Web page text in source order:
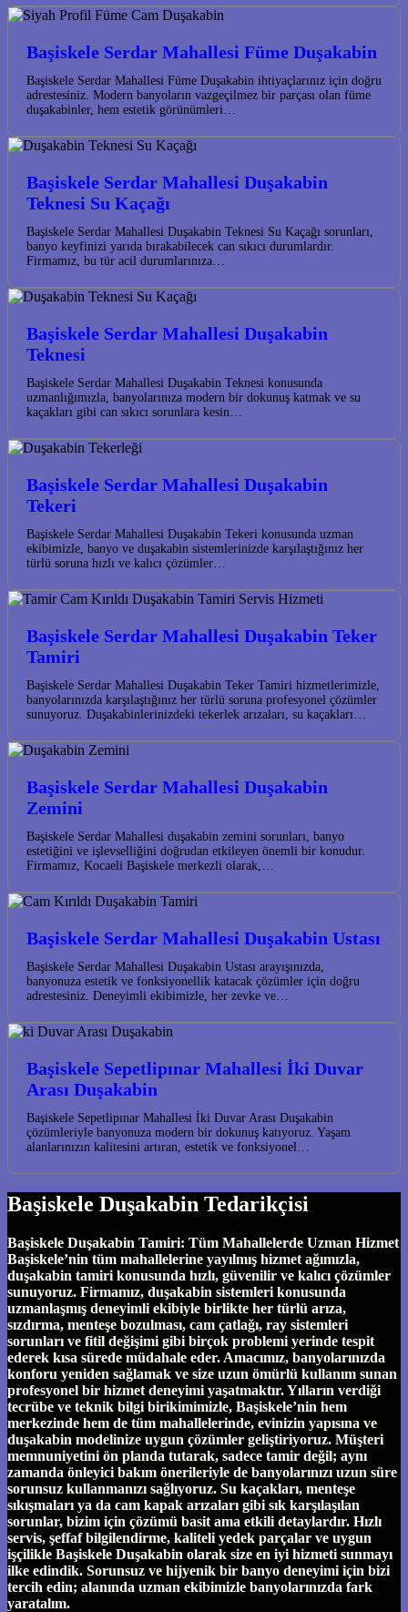
Başiskele Serdar Mahallesi Füme Duşakabin
Başiskele Serdar Mahallesi Füme Duşakabin ihtiyaçlarınız için doğru
adrestesiniz. Modern banyoların vazgeçilmez bir parçası olan füme
duşakabinler, hem estetik görünümleri…
Başiskele Serdar Mahallesi Duşakabin
Teknesi Su Kaçağı
Başiskele Serdar Mahallesi Duşakabin Teknesi Su Kaçağı sorunları,
banyo keyfinizi yarıda bırakabilecek can sıkıcı durumlardır.
Firmamız, bu tür acil durumlarınıza…
Başiskele Serdar Mahallesi Duşakabin
Teknesi
Başiskele Serdar Mahallesi Duşakabin Teknesi konusunda
uzmanlığımızla, banyolarınıza modern bir dokunuş katmak ve su
kaçakları gibi can sıkıcı sorunlara kesin…
Başiskele Serdar Mahallesi Duşakabin
Tekeri
Başiskele Serdar Mahallesi Duşakabin Tekeri konusunda uzman
ekibimizle, banyo ve duşakabin sistemlerinizde karşılaştığınız her
türlü soruna hızlı ve kalıcı çözümler…
Başiskele Serdar Mahallesi Duşakabin Teker
Tamiri
Başiskele Serdar Mahallesi Duşakabin Teker Tamiri hizmetlerimizle,
banyolarınızda karşılaştığınız her türlü soruna profesyonel çözümler
sunuyoruz. Duşakabinlerinizdeki tekerlek arızaları, su kaçakları…
Başiskele Serdar Mahallesi Duşakabin
Zemini
Başiskele Serdar Mahallesi duşakabin zemini sorunları, banyo
estetiğini ve işlevselliğini doğrudan etkileyen önemli bir konudur.
Firmamız, Kocaeli Başiskele merkezli olarak,…
Başiskele Serdar Mahallesi Duşakabin Ustası
Başiskele Serdar Mahallesi Duşakabin Ustası arayışınızda,
banyonuza estetik ve fonksiyonellik katacak çözümler için doğru
adrestesiniz. Deneyimli ekibimizle, her zevke ve…
Başiskele Sepetlipınar Mahallesi İki Duvar
Arası Duşakabin
Başiskele Sepetlipınar Mahallesi İki Duvar Arası Duşakabin
çözümleriyle banyonuza modern bir dokunuş katıyoruz. Yaşam
alanlarınızın kalitesini artıran, estetik ve fonksiyonel…
Başiskele Duşakabin Tedarikçisi
Başiskele Duşakabin Tamiri: Tüm Mahallelerde Uzman Hizmet
Başiskele’nin tüm mahallelerine yayılmış hizmet ağımızla,
duşakabin tamiri konusunda hızlı, güvenilir ve kalıcı çözümler
sunuyoruz. Firmamız, duşakabin sistemleri konusunda
uzmanlaşmış deneyimli ekibiyle birlikte her türlü arıza,
sızdırma, menteşe bozulması, cam çatlağı, ray sistemleri
sorunları ve fitil değişimi gibi birçok problemi yerinde tespit
ederek kısa sürede müdahale eder. Amacımız, banyolarınızda
konforu yeniden sağlamak ve size uzun ömürlü kullanım sunan
profesyonel bir hizmet deneyimi yaşatmaktır. Yılların verdiği
tecrübe ve teknik bilgi birikimimizle, Başiskele’nin hem
merkezinde hem de tüm mahallelerinde, evinizin yapısına ve
duşakabin modelinize uygun çözümler geliştiriyoruz. Müşteri
memnuniyetini ön planda tutarak, sadece tamir değil; aynı
zamanda önleyici bakım önerileriyle de banyolarınızı uzun süre
sorunsuz kullanmanızı sağlıyoruz. Su kaçakları, menteşe
sıkışmaları ya da cam kapak arızaları gibi sık karşılaşılan
sorunlar, bizim için çözümü basit ama etkili detaylardır. Hızlı
servis, şeffaf bilgilendirme, kaliteli yedek parçalar ve uygun
işçilikle Başiskele Duşakabin olarak size en iyi hizmeti sunmayı
ilke edindik. Sorunsuz ve hijyenik bir banyo deneyimi için bizi
tercih edin; alanında uzman ekibimizle banyolarınızda fark
yaratalım.